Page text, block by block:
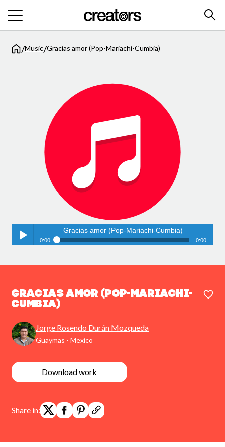
/Music/Gracias amor (Pop-Mariachi-Cumbia)
Gracias amor (Pop-Mariachi-
Cumbia)
Jorge Rosendo Durán Mozqueda
Guaymas - Mexico
Download work
Share in:
pause
Gracias amor (Pop-Mariachi-Cumbia)
0:00 0:00